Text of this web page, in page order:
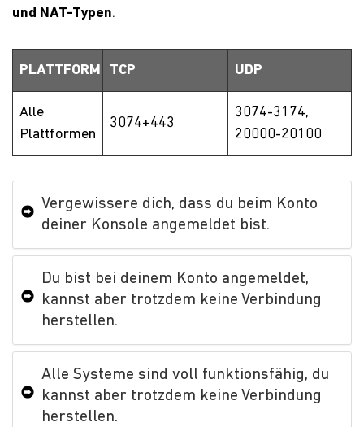
und NAT-Typen.
PLATTFORM TCP UDP
Alle
Plattformen
3074+443
3074-3174,
20000-20100
Vergewissere dich, dass du beim Konto
deiner Konsole angemeldet bist.
Du bist bei deinem Konto angemeldet,
kannst aber trotzdem keine Verbindung
herstellen.
Alle Systeme sind voll funktionsfähig, du
kannst aber trotzdem keine Verbindung
herstellen.